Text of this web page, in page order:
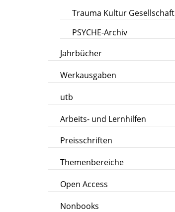
Trauma Kultur Gesellschaft
PSYCHE-Archiv
Jahrbücher
Werkausgaben
utb
Arbeits- und Lernhilfen
Preisschriften
Themenbereiche
Open Access
Nonbooks